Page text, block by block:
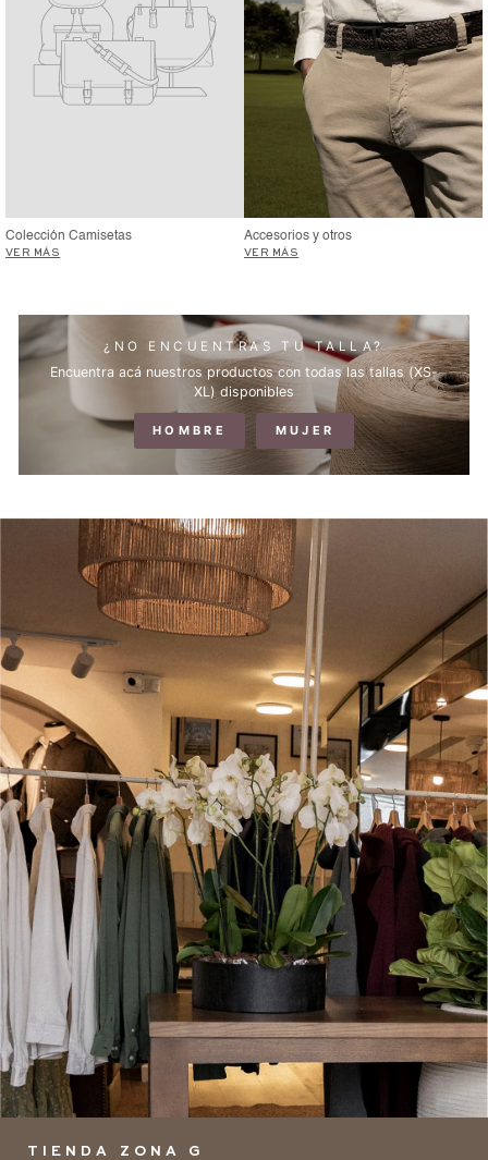
Colección Camisetas
VER MÁS
Accesorios y otros
VER MÁS
¿NO ENCUENTRAS TU TALLA?
Encuentra acá nuestros productos con todas las tallas (XS-
XL) disponibles
HOMBRE MUJER
TIENDA ZONA G